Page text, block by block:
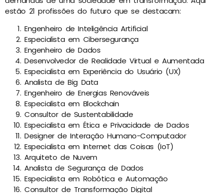
estão 21 profissões do futuro que se destacam:
Engenheiro de Inteligência Artificial
Especialista em Cibersegurança
Engenheiro de Dados
Desenvolvedor de Realidade Virtual e Aumentada
Especialista em Experiência do Usuário (UX)
Analista de Big Data
Engenheiro de Energias Renováveis
Especialista em Blockchain
Consultor de Sustentabilidade
Especialista em Ética e Privacidade de Dados
Designer de Interação Humano-Computador
Especialista em Internet das Coisas (IoT)
Arquiteto de Nuvem
Analista de Segurança de Dados
Especialista em Robótica e Automação
Consultor de Transformação Digital